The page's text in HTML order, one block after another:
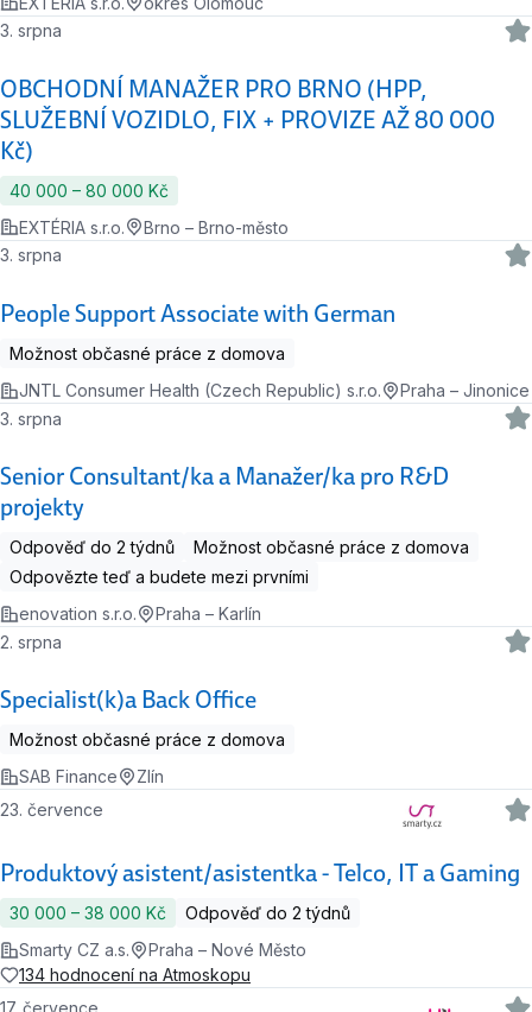
OBCHODNÍ MANAŽER PRO BRNO (HPP,
SLUŽEBNÍ VOZIDLO, FIX + PROVIZE AŽ 80 000
Kč)
3. srpna
40 000 ‍–‍ 80 000 Kč
EXTÉRIA s.r.o.
Brno – Brno-město
People Support Associate with German
3. srpna
Možnost občasné práce z domova
JNTL Consumer Health (Czech Republic) s.r.o.
Praha – Jinonice
Senior Consultant/ka a Manažer/ka pro R&D
projekty
3. srpna
Odpověď do 2 týdnů
Možnost občasné práce z domova
Odpovězte teď a budete mezi prvními
enovation s.r.o.
Praha – Karlín
Specialist(k)a Back Office
2. srpna
Možnost občasné práce z domova
SAB Finance
Zlín
Produktový asistent/asistentka - Telco, IT a Gaming
23. července
30 000 ‍–‍ 38 000 Kč
Odpověď do 2 týdnů
Smarty CZ a.s.
Praha – Nové Město
134 hodnocení na Atmoskopu